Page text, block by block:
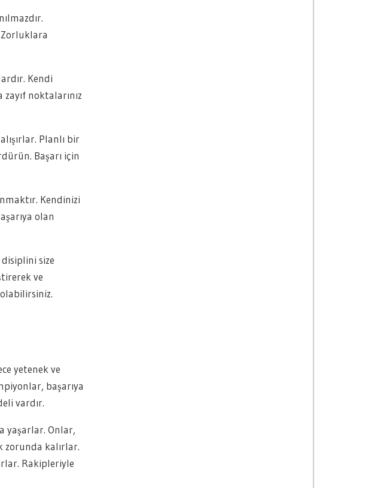
Kendi
noktalarınız
Planlı bir
Başarı için
Kendinizi
olan
size
ve
yetenek ve
başarıya
vardır.
yaşarlar. Onlar,
zorunda kalırlar.
Rakipleriyle